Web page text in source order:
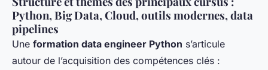
Python, Big Data, Cloud, outils modernes, data
pipelines
Une formation data engineer Python s’articule
autour de l’acquisition des compétences clés :